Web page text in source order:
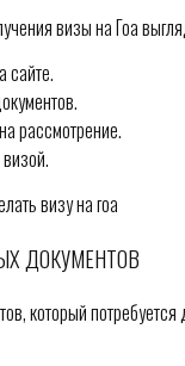
визы на Гоа
сайте.
рассмотрение.
ДОКУМЕНТОВ
который